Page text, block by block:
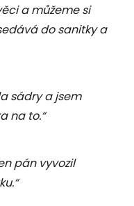
a můžeme si
do sanitky a
sádry a jsem
na to.“
pán vyvozil